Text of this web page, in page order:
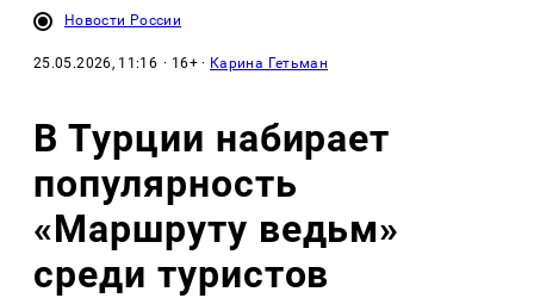
Новости России
25.05.2026, 11:16 · 16+ · Карина Гетьман
В Турции набирает
популярность
«Маршруту ведьм»
среди туристов